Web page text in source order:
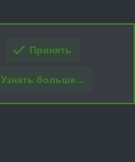
Главная
R
S
Принять
Узнать больше...